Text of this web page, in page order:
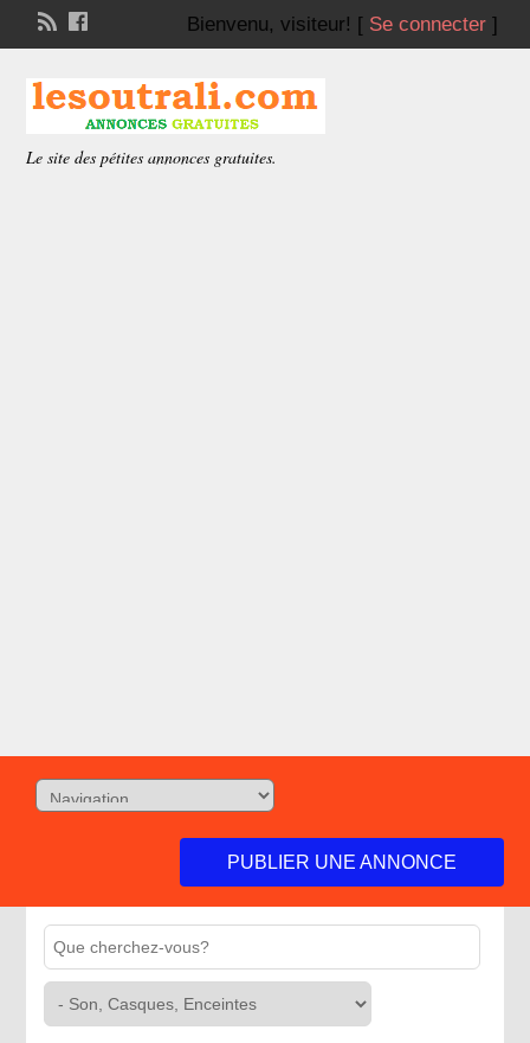
Bienvenu, visiteur! [ Se connecter]
Le site des pétites annonces gratuites.
PUBLIER UNE ANNONCE